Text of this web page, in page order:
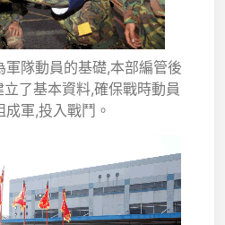
軍隊動員的基礎,本部編管後
了基本資料,確保戰時動員
軍,投入戰鬥。